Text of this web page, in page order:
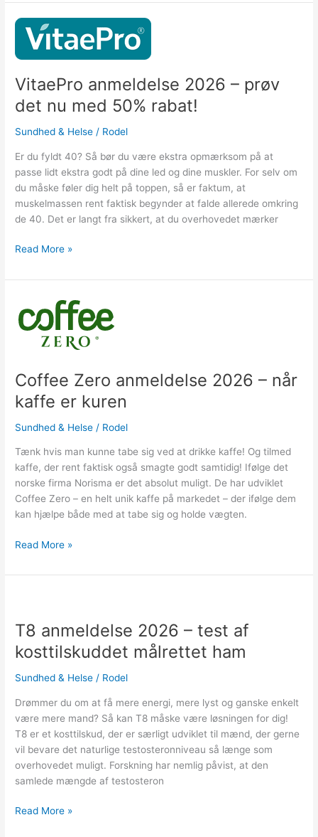
VitaePro anmeldelse 2026 – prøv
det nu med 50% rabat!
Sundhed & Helse / Rodel
Er du fyldt 40? Så bør du være ekstra opmærksom på at
passe lidt ekstra godt på dine led og dine muskler. For selv om
du måske føler dig helt på toppen, så er faktum, at
muskelmassen rent faktisk begynder at falde allerede omkring
de 40. Det er langt fra sikkert, at du overhovedet mærker
VitaePro
anmeldelse
2026
prøv
det
med
Read More »
Coffee Zero anmeldelse 2026 – når
kaffe er kuren
Sundhed & Helse / Rodel
Tænk hvis man kunne tabe sig ved at drikke kaffe! Og tilmed
kaffe, der rent faktisk også smagte godt samtidig! Ifølge det
norske firma Norisma er det absolut muligt. De har udviklet
Coffee Zero – en helt unik kaffe på markedet – der ifølge dem
kan hjælpe både med at tabe sig og holde vægten.
Zero
anmeldelse
når
kaffe
er
kuren
Read More »
T8 anmeldelse 2026 – test af
kosttilskuddet målrettet ham
Sundhed & Helse / Rodel
Drømmer du om at få mere energi, mere lyst og ganske enkelt
være mere mand? Så kan T8 måske være løsningen for dig!
T8 er et kosttilskud, der er særligt udviklet til mænd, der gerne
vil bevare det naturlige testosteronniveau så længe som
overhovedet muligt. Forskning har nemlig påvist, at den
samlede mængde af testosteron
2026
–
test
af
målrettet
ham
Read More »